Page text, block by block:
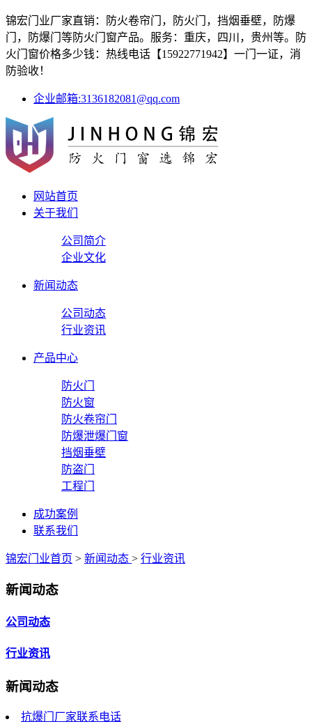
锦宏门业厂家直销：防火卷帘门，防火门，挡烟垂壁，防爆
门，防爆门等防火门窗产品。服务：重庆，四川，贵州等。防
火门窗价格多少钱：热线电话【15922771942】一门一证，消
防验收！
企业邮箱:3136182081@qq.com
网站首页
关于我们
公司简介
企业文化
新闻动态
公司动态
行业资讯
产品中心
防火门
防火窗
防火卷帘门
防爆泄爆门窗
挡烟垂壁
防盗门
工程门
成功案例
联系我们
锦宏门业首页 > 新闻动态 > 行业资讯
新闻动态
公司动态
行业资讯
新闻动态
抗爆门厂家联系电话